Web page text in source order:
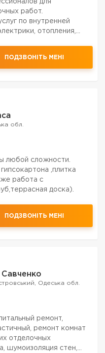
для
работ.
по внутренней
отопления,
ПОДЗВОНІТЬ МЕНІ
обл.
любой сложности.
,плитка
работа с
доска).
ПОДЗВОНІТЬ МЕНІ
Одеська обл.
ремонт,
ремонт комнат
отделочных
шумоизоляция стен,